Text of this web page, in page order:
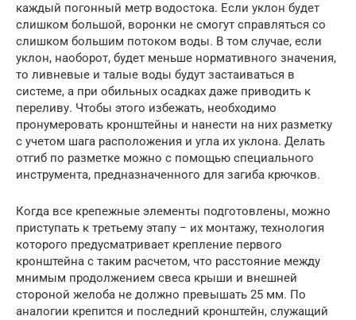
каждый погонный метр водостока. Если уклон будет
слишком большой, воронки не смогут справляться со
слишком большим потоком воды. В том случае, если
уклон, наоборот, будет меньше нормативного значения,
то ливневые и талые воды будут застаиваться в
системе, а при обильных осадках даже приводить к
переливу. Чтобы этого избежать, необходимо
пронумеровать кронштейны и нанести на них разметку
с учетом шага расположения и угла их уклона. Делать
отгиб по разметке можно с помощью специального
инструмента, предназначенного для загиба крючков.
Когда все крепежные элементы подготовлены, можно
приступать к третьему этапу − их монтажу, технология
которого предусматривает крепление первого
кронштейна с таким расчетом, что расстояние между
мнимым продолжением свеса крыши и внешней
стороной желоба не должно превышать 25 мм. По
аналогии крепится и последний кронштейн, служащий